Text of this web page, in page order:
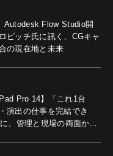
Autodesk Flow Studio開
ビッチ氏に訊く、CGキャ
の現在地と未来
Pro 14】「これ1台
演出の仕事を完結でき
、管理と現場の両面から